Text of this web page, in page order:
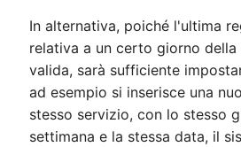
In alternativa, poiché l'ultima
relativa a un certo giorno della
valida, sarà sufficiente
ad esempio si inserisce una
stesso servizio, con lo stesso
settimana e la stessa data, il